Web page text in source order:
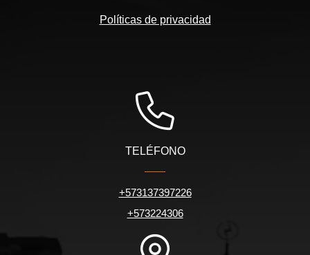
Políticas de privacidad
TELÉFONO
+573137397226
+573224306